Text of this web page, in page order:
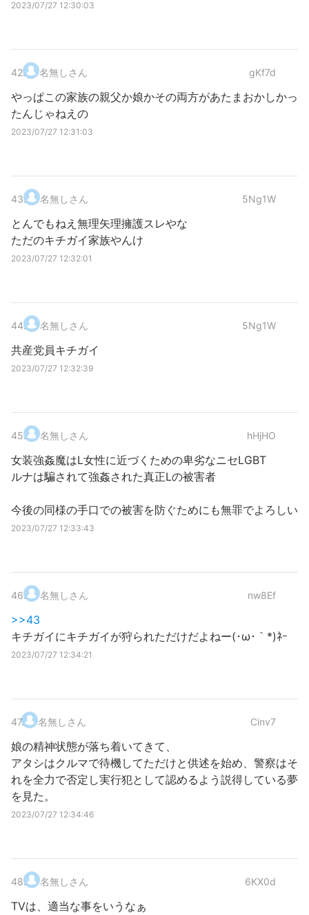
2023/07/27 12:30:03
42. 名無しさん gKf7d
やっぱこの家族の親父か娘かその両方があたまおかしかっ
たんじゃねえの
2023/07/27 12:31:03
43. 名無しさん 5Ng1W
とんでもねえ無理矢理擁護スレやな
ただのキチガイ家族やんけ
2023/07/27 12:32:01
44. 名無しさん 5Ng1W
共産党員キチガイ
2023/07/27 12:32:39
45. 名無しさん hHjHO
女装強姦魔はL女性に近づくための卑劣なニセLGBT
ルナは騙されて強姦された真正Lの被害者
今後の同様の手口での被害を防ぐためにも無罪でよろしい
2023/07/27 12:33:43
46. 名無しさん nw8Ef
>>43
キチガイにキチガイが狩られただけだよねー(･ω･｀*)ﾈｰ
2023/07/27 12:34:21
47. 名無しさん Cinv7
娘の精神状態が落ち着いてきて、
アタシはクルマで待機してただけと供述を始め、警察はそ
れを全力で否定し実行犯として認めるよう説得している夢
を見た。
2023/07/27 12:34:46
48. 名無しさん 6KX0d
TVは、適当な事をいうなぁ